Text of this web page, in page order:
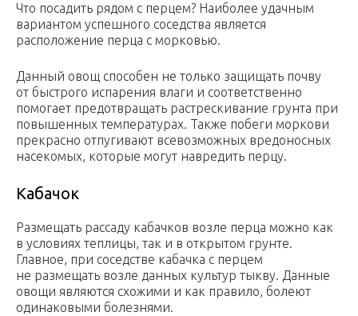
Что посадить рядом с перцем? Наиболее удачным
вариантом успешного соседства является
расположение перца с морковью.
Данный овощ способен не только защищать почву
от быстрого испарения влаги и соответственно
помогает предотвращать растрескивание грунта при
повышенных температурах. Также побеги моркови
прекрасно отпугивают всевозможных вредоносных
насекомых, которые могут навредить перцу.
Кабачок
Размещать рассаду кабачков возле перца можно как
в условиях теплицы, так и в открытом грунте.
Главное, при соседстве кабачка с перцем
не размещать возле данных культур тыкву. Данные
овощи являются схожими и как правило, болеют
одинаковыми болезнями.